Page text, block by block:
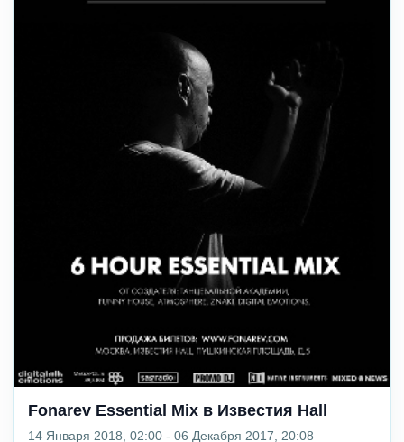
Fonarev Essential Mix в Известия Hall
14 Января 2018, 02:00 - 06 Декабря 2017, 20:08